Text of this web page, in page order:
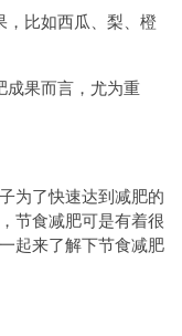
比如西瓜、梨、橙
果而言，尤为重
了快速达到减肥的
节食减肥可是有着很
起来了解下节食减肥